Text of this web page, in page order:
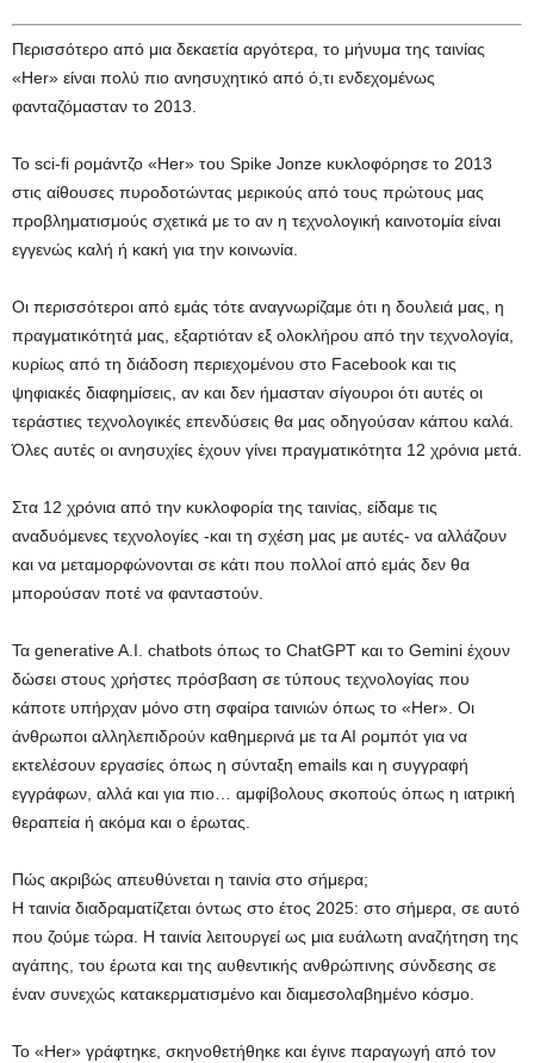
Περισσότερο από μια δεκαετία αργότερα, το μήνυμα της ταινίας
«Her» είναι πολύ πιο ανησυχητικό από ό,τι ενδεχομένως
φανταζόμασταν το 2013.
Το sci-fi ρομάντζο «Her» του Spike Jonze κυκλοφόρησε το 2013
στις αίθουσες πυροδοτώντας μερικούς από τους πρώτους μας
προβληματισμούς σχετικά με το αν η τεχνολογική καινοτομία είναι
εγγενώς καλή ή κακή για την κοινωνία.
Οι περισσότεροι από εμάς τότε αναγνωρίζαμε ότι η δουλειά μας, η
πραγματικότητά μας, εξαρτιόταν εξ ολοκλήρου από την τεχνολογία,
κυρίως από τη διάδοση περιεχομένου στο Facebook και τις
ψηφιακές διαφημίσεις, αν και δεν ήμασταν σίγουροι ότι αυτές οι
τεράστιες τεχνολογικές επενδύσεις θα μας οδηγούσαν κάπου καλά.
Όλες αυτές οι ανησυχίες έχουν γίνει πραγματικότητα 12 χρόνια μετά.
Στα 12 χρόνια από την κυκλοφορία της ταινίας, είδαμε τις
αναδυόμενες τεχνολογίες -και τη σχέση μας με αυτές- να αλλάζουν
και να μεταμορφώνονται σε κάτι που πολλοί από εμάς δεν θα
μπορούσαν ποτέ να φανταστούν.
Τα generative A.I. chatbots όπως το ChatGPT και το Gemini έχουν
δώσει στους χρήστες πρόσβαση σε τύπους τεχνολογίας που
κάποτε υπήρχαν μόνο στη σφαίρα ταινιών όπως το «Her». Οι
άνθρωποι αλληλεπιδρούν καθημερινά με τα ΑΙ ρομπότ για να
εκτελέσουν εργασίες όπως η σύνταξη emails και η συγγραφή
εγγράφων, αλλά και για πιο… αμφίβολους σκοπούς όπως η ιατρική
θεραπεία ή ακόμα και ο έρωτας.
Πώς ακριβώς απευθύνεται η ταινία στο σήμερα;
Η ταινία διαδραματίζεται όντως στο έτος 2025: στο σήμερα, σε αυτό
που ζούμε τώρα. Η ταινία λειτουργεί ως μια ευάλωτη αναζήτηση της
αγάπης, του έρωτα και της αυθεντικής ανθρώπινης σύνδεσης σε
έναν συνεχώς κατακερματισμένο και διαμεσολαβημένο κόσμο.
Το «Her» γράφτηκε, σκηνοθετήθηκε και έγινε παραγωγή από τον